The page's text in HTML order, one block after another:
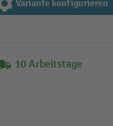
Variante konfigurieren
10 Arbeitstage